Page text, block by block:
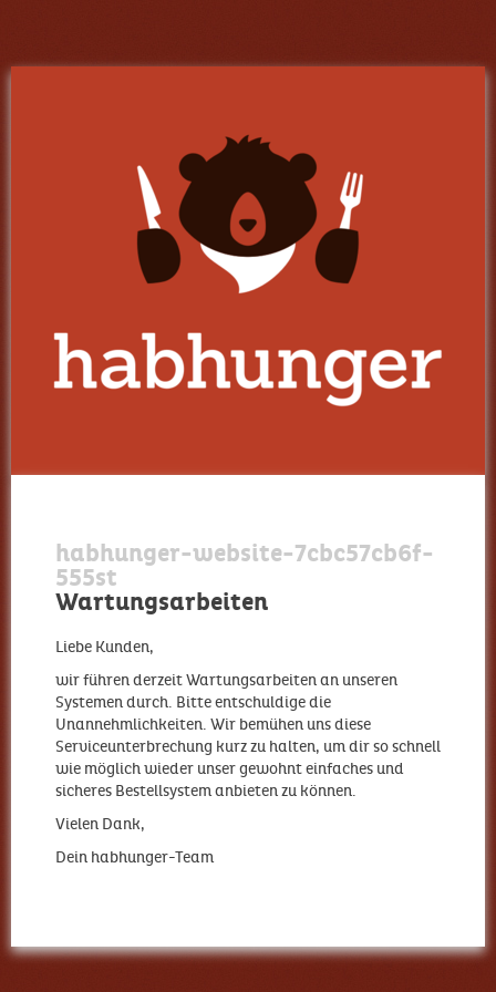
habhunger-website-7cbc57cb6f-
555st
Wartungsarbeiten
Liebe Kunden,
wir führen derzeit Wartungsarbeiten an unseren
Systemen durch. Bitte entschuldige die
Unannehmlichkeiten. Wir bemühen uns diese
Serviceunterbrechung kurz zu halten, um dir so schnell
wie möglich wieder unser gewohnt einfaches und
sicheres Bestellsystem anbieten zu können.
Vielen Dank,
Dein habhunger-Team